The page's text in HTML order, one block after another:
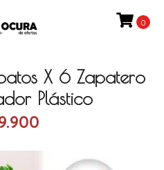
0
X 6 Zapatero
Plástico